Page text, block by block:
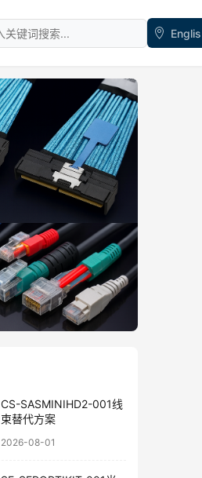
CS-SASMINIHD2-001线
束替代方案
2026-08-01